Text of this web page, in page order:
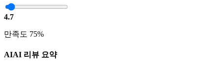
4.7
만족도 75%
AIAI 리뷰 요약